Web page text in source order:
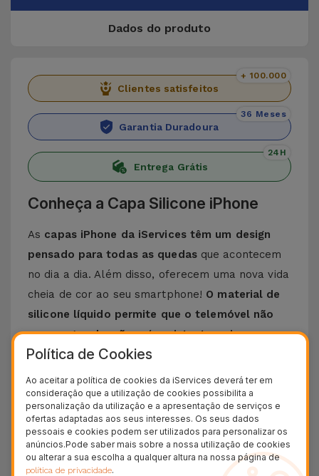
Dados do produto
Clientes satisfeitos
+ 100.000
Garantia Duradoura
36 Meses
Entrega Grátis
24H
Conheça a Capa Silicone iPhone
As capas iPhone da iServices têm um design
pensado para todas as quedasque acontecem
no dia a dia. Além disso, oferecem uma nova vida
cheia de cor ao seu smartphone! O material de
silicone líquido permite que o telemóvel não
escorregue da mão e é resistente a riscos.
Esta Capa é compatível com os modelos
15
, 14, 13, 12 entre outros bem como os mais
recentes modelos da Apple, oiPhone 16e
iPhone 17.
Proteção de 3 camadas com as Capas
Silicone
Política de Cookies
Ao aceitar a política de cookies da iServices deverá ter em
consideração que a utilização de cookies possibilita a
personalização da utilização e a apresentação de serviços e
ofertas adaptadas aos seus interesses. Os seus dados
pessoais e cookies podem ser utilizados para personalizar os
anúncios.Pode saber mais sobre a nossa utilização de cookies
ou alterar a sua escolha a qualquer altura na nossa página de
política de privacidade.